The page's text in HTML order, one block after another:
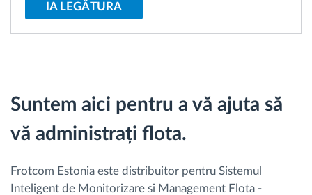
Identificarea automată a șoferului
Cum satisfacem fiecare necesitate a flotei
Calculator de economii
IA LEGĂTURA
Suntem aici pentru a vă ajuta să
vă administrați flota.
Frotcom Estonia este distribuitor pentru Sistemul
Inteligent de Monitorizare si Management Flota -